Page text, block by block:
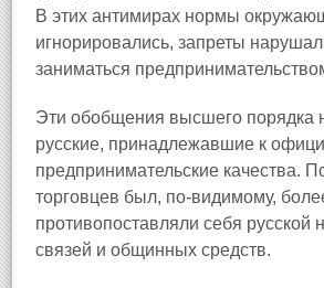
В этих антимирах нормы
игнорировались, запреты
заниматься
Эти обобщения высшего порядка
русские, принадлежавшие к
предпринимательские качества.
торговцев был, по-видимому,
противопоставляли себя русской
связей и общинных средств.